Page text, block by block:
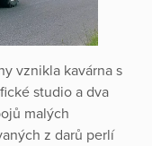
vznikla kavárna s
studio a dva
malých
z darů perlí